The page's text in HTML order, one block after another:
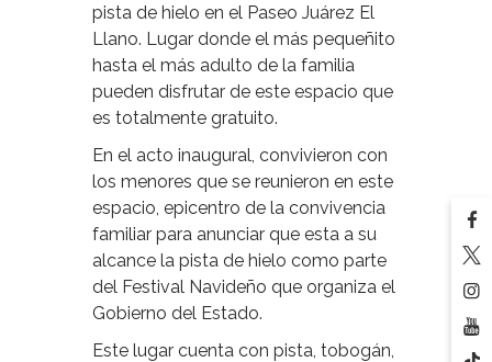
pista de hielo en el Paseo Juárez El
Llano. Lugar donde el más pequeñito
hasta el más adulto de la familia
pueden disfrutar de este espacio que
es totalmente gratuito.
En el acto inaugural, convivieron con
los menores que se reunieron en este
espacio, epicentro de la convivencia
familiar para anunciar que esta a su
alcance la pista de hielo como parte
del Festival Navideño que organiza el
Gobierno del Estado.
Este lugar cuenta con pista, tobogán,